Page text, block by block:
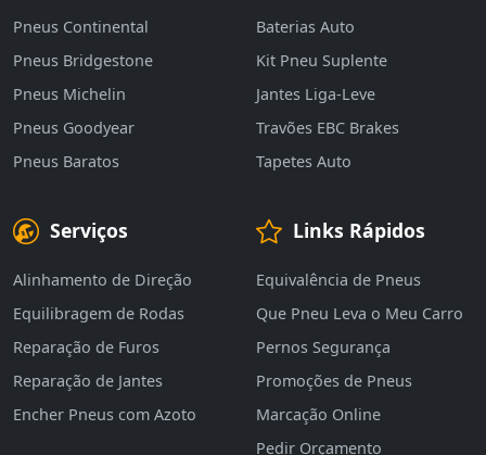
Pneus Continental
Pneus Bridgestone
Pneus Michelin
Pneus Goodyear
Pneus Baratos
Baterias Auto
Kit Pneu Suplente
Jantes Liga-Leve
Travões EBC Brakes
Tapetes Auto
Serviços
Alinhamento de Direção
Equilibragem de Rodas
Reparação de Furos
Reparação de Jantes
Encher Pneus com Azoto
Links Rápidos
Equivalência de Pneus
Que Pneu Leva o Meu Carro
Pernos Segurança
Promoções de Pneus
Marcação Online
Pedir Orçamento